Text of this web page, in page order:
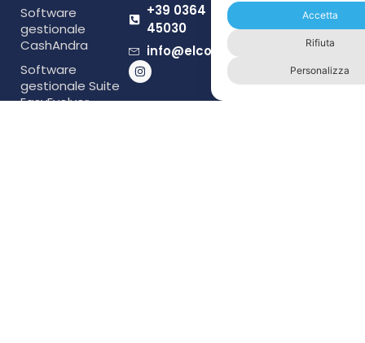
Software
gestionale
CashAndra
Software
gestionale Suite
EasyEvolver
+39 0364
45030
info@elcom1984.it
Accetta
Rifiuta
Personalizza